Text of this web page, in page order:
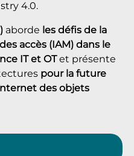
4.0.
aborde les défis de la
accès (IAM) dans le
IT et OTet présente
pour la future
des objets